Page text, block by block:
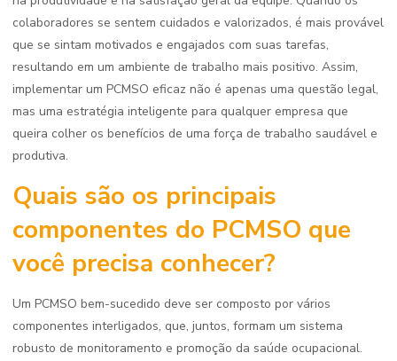
colaboradores se sentem cuidados e valorizados, é mais provável
que se sintam motivados e engajados com suas tarefas,
resultando em um ambiente de trabalho mais positivo. Assim,
implementar um PCMSO eficaz não é apenas uma questão legal,
mas uma estratégia inteligente para qualquer empresa que
queira colher os benefícios de uma força de trabalho saudável e
produtiva.
Quais são os principais
componentes do PCMSO que
você precisa conhecer?
Um PCMSO bem-sucedido deve ser composto por vários
componentes interligados, que, juntos, formam um sistema
robusto de monitoramento e promoção da saúde ocupacional.